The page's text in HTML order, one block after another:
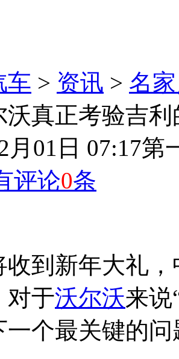
车 > 资讯 > 名
沃真正考验吉
月01日 07:17第
评论0条
收到新年大礼
对于沃尔沃来说
一个最关键的问